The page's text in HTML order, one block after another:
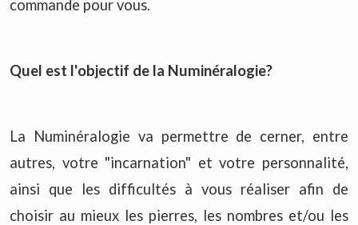
commande pour vous.
Quel est l'objectif de la Numinéralogie?
La Numinéralogie va permettre de cerner, entre
autres, votre "incarnation" et votre personnalité,
ainsi que les difficultés à vous réaliser afin de
choisir au mieux les pierres, les nombres et/ou les